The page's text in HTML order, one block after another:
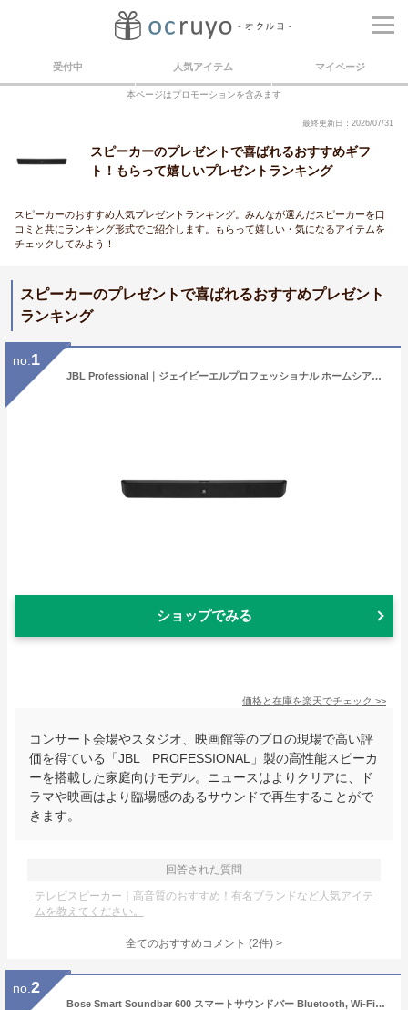
受付中 人気アイテム マイページ
本ページはプロモーションを含みます
最終更新日：2026/07/31
スピーカーのプレゼントで喜ばれるおすすめギフ
ト！もらって嬉しいプレゼントランキング
スピーカーのおすすめ人気プレゼントランキング。みんなが選んだスピーカーを口
コミと共にランキング形式でご紹介します。もらって嬉しい・気になるアイテムを
チェックしてみよう！
スピーカーのプレゼントで喜ばれるおすすめプレゼント
ランキング
no. 1
JBL Professional｜ジェイビーエルプロフェッショナル ホームシアター （サウンドバー） PSB-1-J[サウンドバー テレビ スピーカー]【rb_sdb】
ショップでみる
価格と在庫を楽天でチェック >>
コンサート会場やスタジオ、映画館等のプロの現場で高い評
価を得ている「JBL PROFESSIONAL」製の高性能スピーカ
ーを搭載した家庭向けモデル。ニュースはよりクリアに、ド
ラマや映画はより臨場感のあるサウンドで再生することがで
きます。
回答された質問
テレビスピーカー｜高音質のおすすめ！有名ブランドなど人気アイテ
ムを教えてください。
全てのおすすめコメント (2件) >
no. 2
Bose Smart Soundbar 600 スマートサウンドバー Bluetooth, Wi-Fi接続 Amazon Alexa搭載 ブラック Dolby Atmos対応